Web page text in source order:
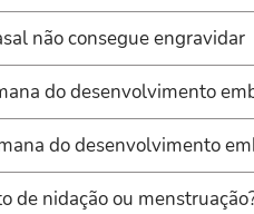
não consegue engravidar
do desenvolvimento
do desenvolvimento
de nidação ou